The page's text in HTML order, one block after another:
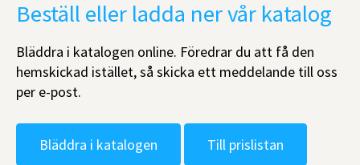
Beställ eller ladda ner vår katalog
Bläddra i katalogen online. Föredrar du att få den
hemskickad istället, så skicka ett meddelande till oss
per e-post.
Bläddra i katalogen Till prislistan